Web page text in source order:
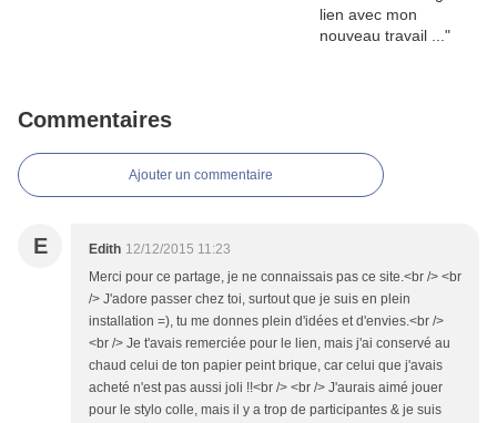
Commentaires
Ajouter un commentaire
E Edith 12/12/2015 11:23
Merci pour ce partage, je ne connaissais pas ce site.<br /> <br
/> J'adore passer chez toi, surtout que je suis en plein
installation =), tu me donnes plein d'idées et d'envies.<br />
<br /> Je t'avais remerciée pour le lien, mais j'ai conservé au
chaud celui de ton papier peint brique, car celui que j'avais
acheté n'est pas aussi joli !!<br /> <br /> J'aurais aimé jouer
pour le stylo colle, mais il y a trop de participantes & je suis